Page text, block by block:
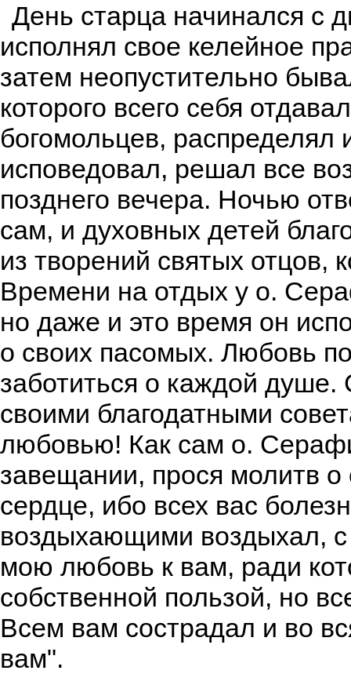
День старца начинался с
исполнял свое келейное
затем неопустительно
которого всего себя
богомольцев, распределял
исповедовал, решал все
позднего вечера. Ночью
сам, и духовных детей
из творений святых отцов,
Времени на отдых у о.
но даже и это время он
о своих пасомых. Любовь
заботиться о каждой душе.
своими благодатными
любовью! Как сам о.
завещании, прося молитв
сердце, ибо всех вас
воздыхающими воздыхал,
мою любовь к вам, ради
собственной пользой, но
Всем вам сострадал и во
вам".